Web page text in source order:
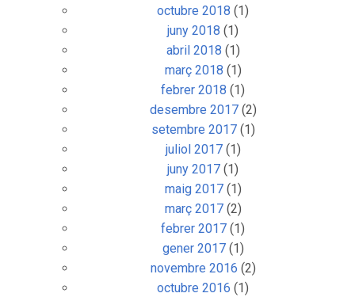
octubre 2018 (1)
juny 2018 (1)
abril 2018 (1)
març 2018 (1)
febrer 2018 (1)
desembre 2017(2)
setembre 2017(1)
juliol 2017(1)
juny 2017 (1)
maig 2017(1)
març 2017(2)
febrer 2017 (1)
gener 2017(1)
novembre 2016 (2)
octubre 2016 (1)